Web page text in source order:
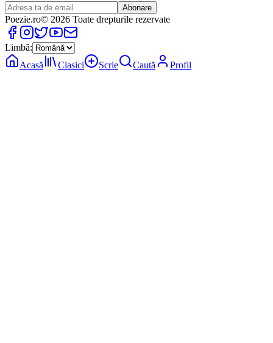
Abonare
Poezie.ro© 2026 Toate drepturile rezervate
Limbă:
Acasă
Clasici Scrie Caută Profil